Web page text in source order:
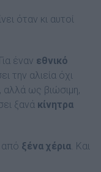
όταν κι αυτοί
έναν εθνικό
την αλιεία όχι
, αλλά ως βιώσιμη,
ξανά κίνητρα
από ξένα χέρια . Και